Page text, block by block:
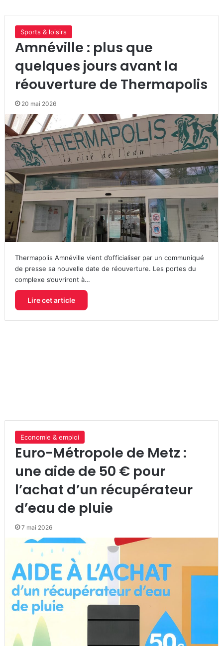
Sports & loisirs
Amnéville : plus que
quelques jours avant la
réouverture de Thermapolis
20 mai 2026
Thermapolis Amnéville vient d’officialiser par un communiqué
de presse sa nouvelle date de réouverture. Les portes du
complexe s’ouvriront à…
Lire cet article
Economie & emploi
Euro-Métropole de Metz :
une aide de 50 € pour
l’achat d’un récupérateur
d’eau de pluie
7 mai 2026